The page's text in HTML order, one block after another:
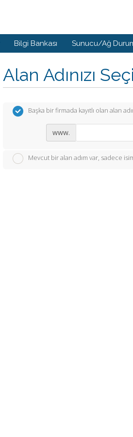
Bilgi Bankası Sunucu/Ağ
Alan Adınızı
Başka bir firmada kayıtlı olan alan
www.
Mevcut bir alan adım var, sadece